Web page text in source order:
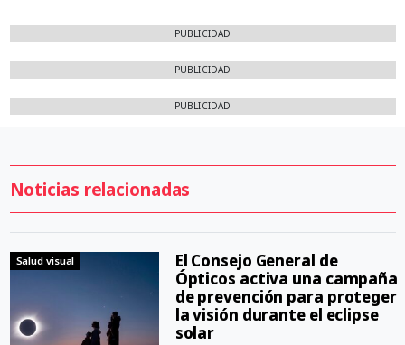
PUBLICIDAD
PUBLICIDAD
PUBLICIDAD
Noticias relacionadas
Salud visual
El Consejo General de
Ópticos activa una campaña
de prevención para proteger
la visión durante el eclipse
solar